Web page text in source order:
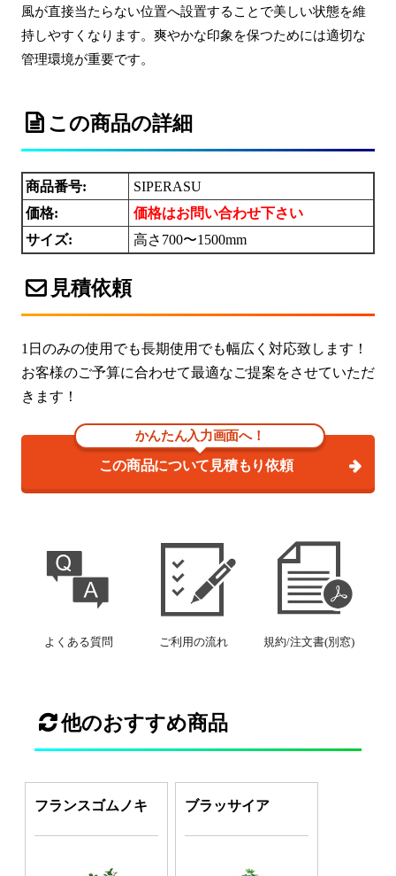
風が直接当たらない位置へ設置することで美しい状態を維
持しやすくなります。爽やかな印象を保つためには適切な
管理環境が重要です。
この商品の詳細
商品番号:
SIPERASU
価格:
価格はお問い合わせ下さい
サイズ:
高さ700〜1500mm
見積依頼
1日のみの使用でも長期使用でも幅広く対応致します！
お客様のご予算に合わせて最適なご提案をさせていただ
きます！
かんたん入力画面へ！
この商品について見積もり依頼
よくある質問 ご利用の流れ 規約/注文書(別窓)
他のおすすめ商品
フランスゴムノキ ブラッサイア